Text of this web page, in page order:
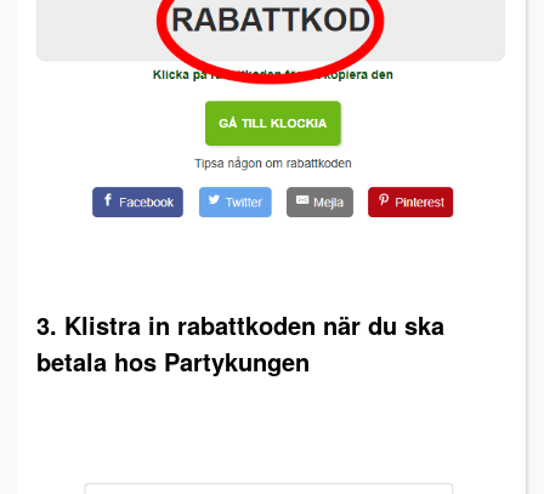
3. Klistra in rabattkoden när du ska
betala hos Partykungen